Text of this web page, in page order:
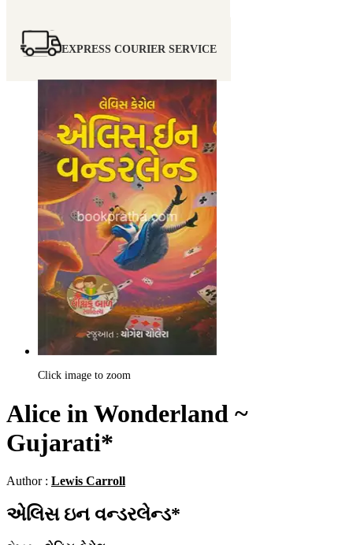
EXPRESS COURIER SERVICE
Click image to zoom
Alice in Wonderland ~
Gujarati*
Author : Lewis Carroll
એલિસ ઇન વન્ડરલેન્ડ*